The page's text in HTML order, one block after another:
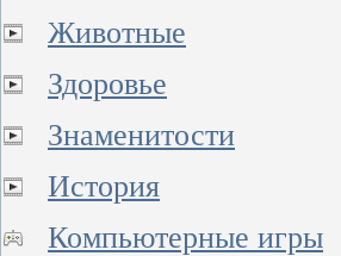
Животные
Здоровье
Знаменитости
История
Компьютерные игры